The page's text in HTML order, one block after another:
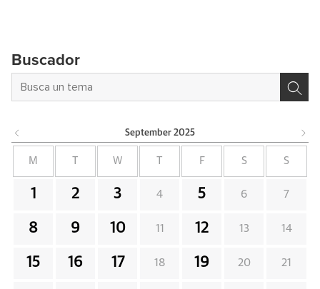
Buscador
September 2025
M W F S S
1 2 3 4 5 6 7
8 9 10 11 12 13 14
15 16 17 18 19 20 21